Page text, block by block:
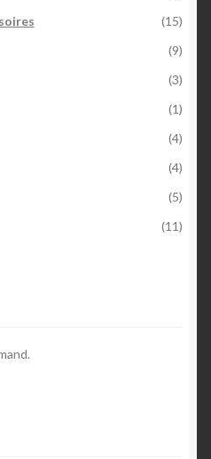
(15)
(9)
(3)
(1)
(4)
(4)
(5)
(11)